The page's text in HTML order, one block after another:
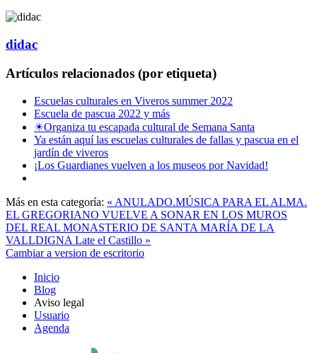
didac
Artículos relacionados (por etiqueta)
Escuelas culturales en Viveros summer 2022
Escuela de pascua 2022 y más
☀Organiza tu escapada cultural de Semana Santa
Ya están aquí las escuelas culturales de fallas y pascua en el
jardín de viveros
¡Los Guardianes vuelven a los museos por Navidad!
Más en esta categoría: « ANULADO.MÚSICA PARA EL ALMA.
EL GREGORIANO VUELVE A SONAR EN LOS MUROS
DEL REAL MONASTERIO DE SANTA MARÍA DE LA
VALLDIGNA Late el Castillo »
Cambiar a version de escritorio
Inicio
Blog
Aviso legal
Usuario
Agenda